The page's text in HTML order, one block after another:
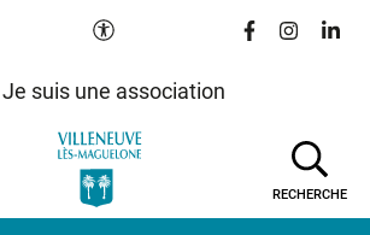
Paramètres d'accessibilité
Lien vers le
Lien vers
Lien
Je suis une association
RECHERCHE